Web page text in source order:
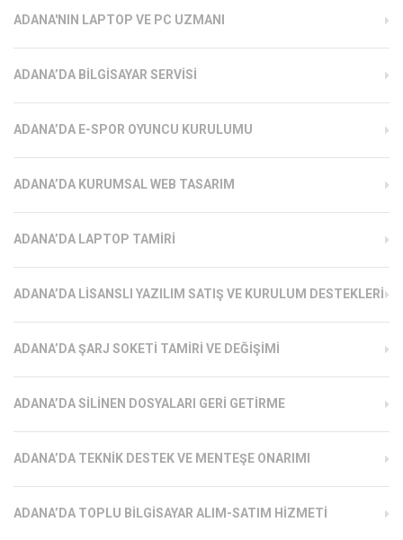
ADANA'NIN LAPTOP VE PC UZMANI
ADANA’DA BILGISAYAR SERVISI
ADANA’DA E-SPOR OYUNCU KURULUMU
ADANA’DA KURUMSAL WEB TASARIM
ADANA’DA LAPTOP TAMIRI
ADANA’DA LISANSLI YAZILIM SATIŞ VE KURULUM DESTEKLERI
ADANA’DA ŞARJ SOKETI TAMIRI VE DEĞIŞIMI
ADANA’DA SILINEN DOSYALARI GERI GETIRME
ADANA’DA TEKNIK DESTEK VE MENTEŞE ONARIMI
ADANA’DA TOPLU BILGISAYAR ALIM-SATIM HIZMETI